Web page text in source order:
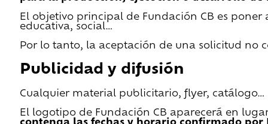
El objetivo principal de Fundación CB es
educativa, social…
Por lo tanto, la aceptación de una solicitud no
Publicidad y difusión
Cualquier material publicitario, flyer, catálogo…
El logotipo de Fundación CB aparecerá en